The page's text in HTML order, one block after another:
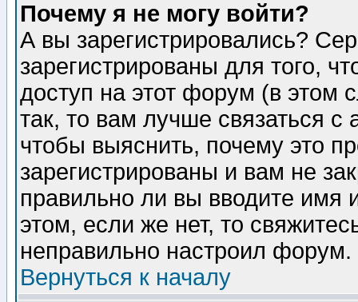
Почему я не могу войти?
А вы зарегистрировались?
зарегистрированы для того,
доступ на этот форум (в этом
так, то вам лучше связаться
чтобы выяснить, почему это
зарегистрированы и вам не
правильно ли вы вводите
этом, если же нет, то
неправильно настроил форум.
Вернуться к началу